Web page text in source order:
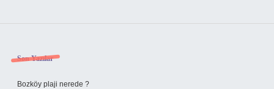
Sidebar
Son Yazılar
Bozköy plaji nerede ?